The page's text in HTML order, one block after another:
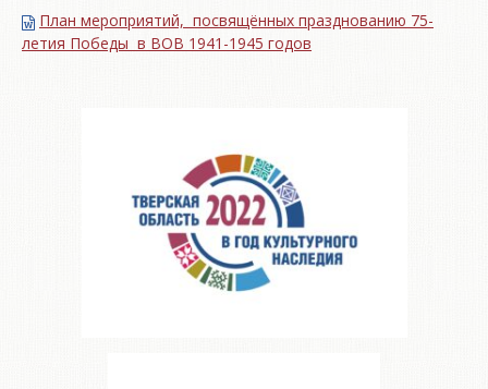
План мероприятий, посвящённых празднованию 75-
летия Победы в ВОВ 1941-1945 годов